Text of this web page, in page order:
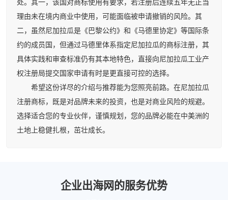
处。其一，该国对商标使用有要求，若注册后连续五年无正当
理由未在境内商业中使用，可能面临被申请撤销的风险。其
二，虽然尼加拉瓜是《巴黎公约》和《马德里协定》等国际条
约的成员国，但通过马德里体系指定尼加拉瓜的商标注册，其
具体实践和审查标准仍有其本地特色，直接向尼加拉瓜工业产
权注册局提交国家申请有时是更直接可控的选择。
希望这份详尽的介绍与推荐能为您照亮前路。在尼加拉瓜
注册商标，既是对品牌未来的投资，也是对商业风险的规避。
选择适合您的专业伙伴，谨慎规划，您的品牌必能在中美洲的
土地上稳健扎根，茁壮成长。
企业出海网的服务优势